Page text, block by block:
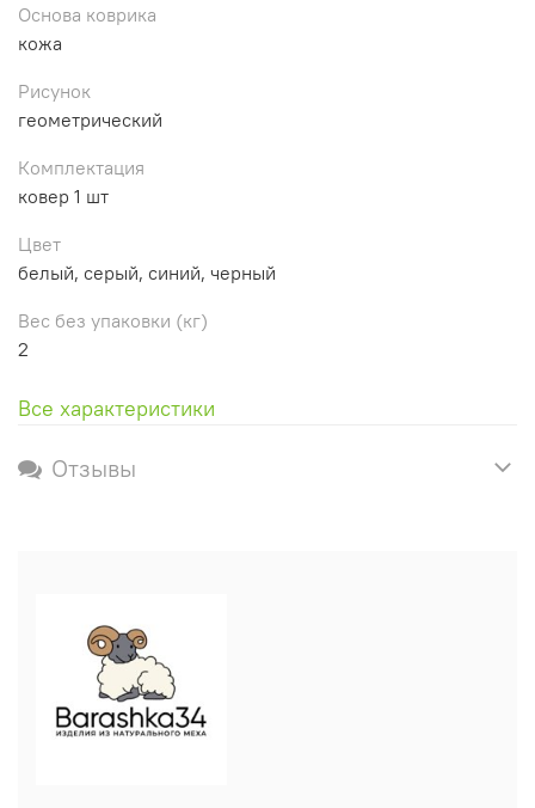
Основа коврика
кожа
Рисунок
геометрический
Комплектация
ковер 1 шт
Цвет
белый, серый, синий, черный
Вес без упаковки (кг)
2
Все характеристики
Отзывы